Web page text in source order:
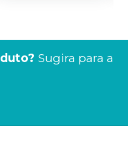
Sugira para a